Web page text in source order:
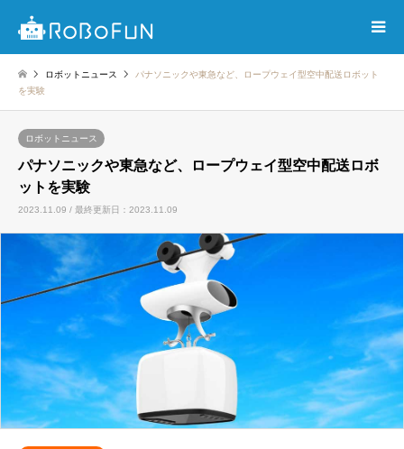
ロボットニュース
パナソニックや東急など、ロープウェイ型空中配送ロボット
を実験
ロボットニュース
パナソニックや東急など、ロープウェイ型空中配送ロボ
ットを実験
2023.11.09 / 最終更新日：2023.11.09